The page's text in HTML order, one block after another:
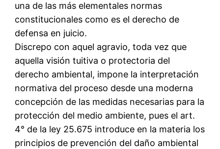
una de las más elementales normas
constitucionales como es el derecho de
defensa en juicio.
Discrepo con aquel agravio, toda vez que
aquella visión tuitiva o protectoria del
derecho ambiental, impone la interpretación
normativa del proceso desde una moderna
concepción de las medidas necesarias para la
protección del medio ambiente, pues el art.
4° de la ley 25.675 introduce en la materia los
principios de prevención del daño ambiental